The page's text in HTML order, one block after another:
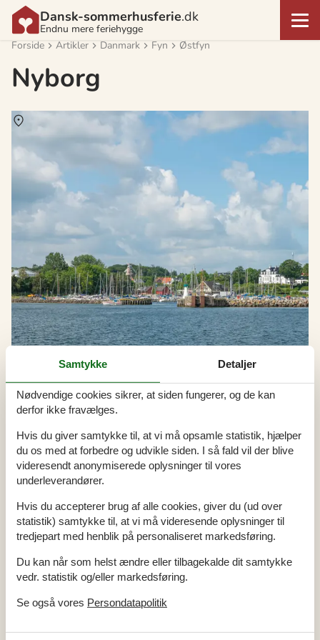
Dansk-sommerhusferie.dk
Endnu mere feriehygge
Forside
Artikler Danmark Fyn Østfyn
Nyborg
Udlejning af sommerhuse i Nyborg
Nyborg er det perfekte sted for en sommerhusferie, hvor I kan
fordybe jer i hyggelige aftener med familie og venner. Om dagen
kan I opleve den storslåede natur med frodige skove og smukke
strande, mens aftenerne kan bruges på at lave mad sammen, spille
OmNyborg
Artikeltyper
Alle
Artikler
Geografier
Danmark
Samtykke Detaljer
Nødvendige cookies sikrer, at siden fungerer, og de kan
derfor ikke fravælges.
Hvis du giver samtykke til, at vi må opsamle statistik, hjælper
du os med at forbedre og udvikle siden. I så fald vil der blive
videresendt anonymiserede oplysninger til vores
underleverandører.
Hvis du accepterer brug af alle cookies, giver du (ud over
statistik) samtykke til, at vi må videresende oplysninger til
tredjepart med henblik på personaliseret markedsføring.
Du kan når som helst ændre eller tilbagekalde dit samtykke
vedr. statistik og/eller markedsføring.
Se også vores Persondatapolitik